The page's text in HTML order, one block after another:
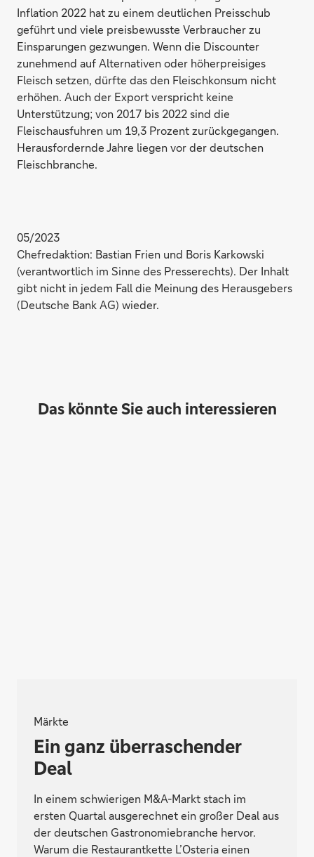
Inflation 2022 hat zu einem deutlichen Preisschub
geführt und viele preisbewusste Verbraucher zu
Einsparungen gezwungen. Wenn die Discounter
zunehmend auf Alternativen oder höherpreisiges
Fleisch setzen, dürfte das den Fleischkonsum nicht
erhöhen. Auch der Export verspricht keine
Unterstützung; von 2017 bis 2022 sind die
Fleischausfuhren um 19,3 Prozent zurückgegangen.
Herausfordernde Jahre liegen vor der deutschen
Fleischbranche.
05/2023
Chefredaktion: Bastian Frien und Boris Karkowski
(verantwortlich im Sinne des Presserechts). Der Inhalt
gibt nicht in jedem Fall die Meinung des Herausgebers
(Deutsche Bank AG) wieder.
Das könnte Sie auch interessieren
Märkte
Ein ganz überraschender
Deal
In einem schwierigen M&A-Markt stach im
ersten Quartal ausgerechnet ein großer Deal aus
der deutschen Gastronomiebranche hervor.
Warum die Restaurantkette L’Osteria einen